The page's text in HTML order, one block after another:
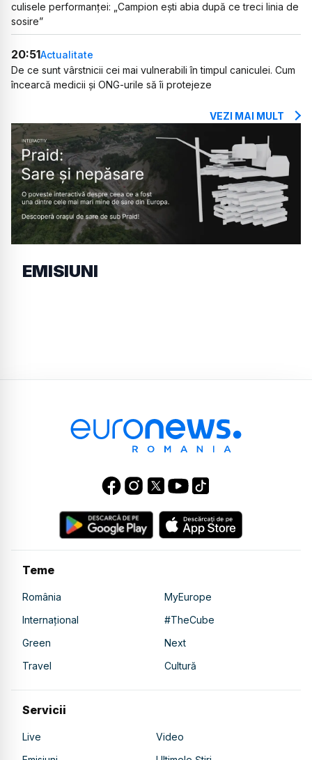
culisele performanței: „Campion ești abia după ce treci linia de
sosire”
20:51Actualitate
De ce sunt vârstnicii cei mai vulnerabili în timpul caniculei. Cum
încearcă medicii și ONG-urile să îi protejeze
VEZI MAI MULT
EMISIUNI
Teme
România
MyEurope
Internațional
#TheCube
Green
Next
Travel
Cultură
Servicii
Live
Video